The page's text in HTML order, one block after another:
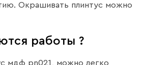
Окрашивать плинтус можно
работы ?
мдф pn021, можно легко